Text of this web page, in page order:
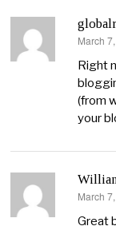
says:
March
Right
(from
your
says:
March
Great